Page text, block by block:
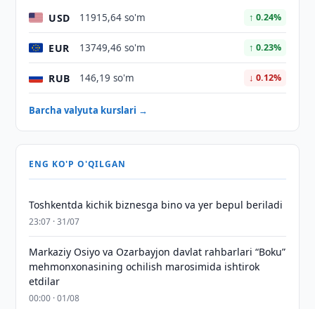
USD 11915,64 so'm ↑ 0.24%
EUR 13749,46 so'm ↑ 0.23%
RUB 146,19 so'm ↓ 0.12%
Barcha valyuta kurslari →
ENG KO'P O'QILGAN
Toshkentda kichik biznesga bino va yer bepul beriladi
23:07 · 31/07
Markaziy Osiyo va Ozarbayjon davlat rahbarlari “Boku”
mehmonxonasining ochilish marosimida ishtirok
etdilar
00:00 · 01/08